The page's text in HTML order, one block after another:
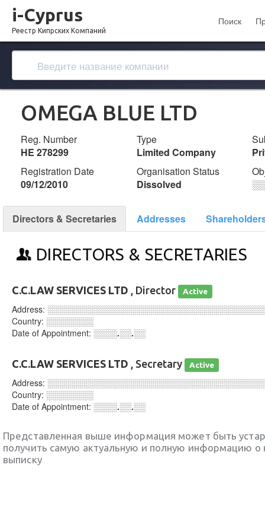
i-Cyprus
Реестр Кипрских Компаний
Поиск
OMEGA BLUE LTD
Reg. Number
ΗΕ 278299
Type
Limited Company
Registration Date
09/12/2010
Organisation Status
Dissolved
Directors & Secretaries Addresses
DIRECTORS & SECRETARIES
C.C.LAW SERVICES LTD , Director Active
Address:
Country: ░░░░░░░░
Date of Appointment: ░░░░.░░.░░
C.C.LAW SERVICES LTD , Secretary Active
Address:
Country: ░░░░░░░░
Date of Appointment: ░░░░.░░.░░
Представленная выше информация может быть
получить самую актуальную и полную информацию о
выписку